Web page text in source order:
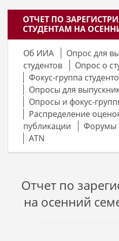
ОТЧЕТ ПО
СТУДЕНТАМ НА
Об ИИА
Опрос для
студентов
Опрос о
Фокус-группа
Опросы для
Опросы и фокус-
Распределение
публикации
Форумы
ATN
Отчет по
на осенний